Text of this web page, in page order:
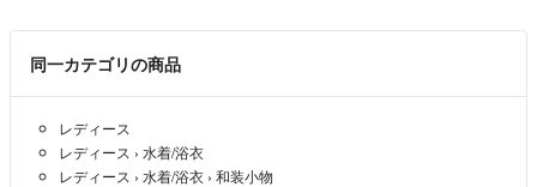
同一カテゴリの商品
レディース
レディース › 水着/浴衣
レディース › 水着/浴衣 › 和装小物